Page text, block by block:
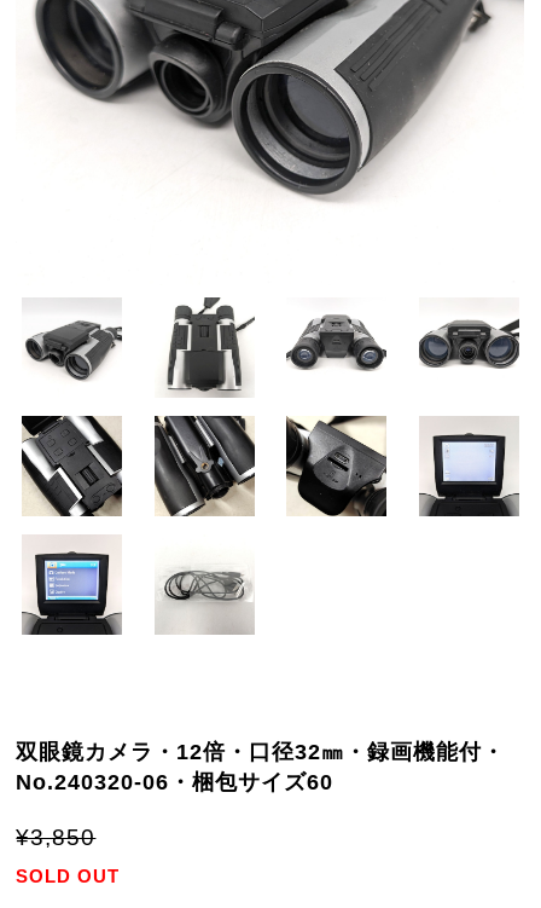
双眼鏡カメラ・12倍・口径32㎜・録画機能付・
No.240320-06・梱包サイズ60
¥3,850
SOLD OUT